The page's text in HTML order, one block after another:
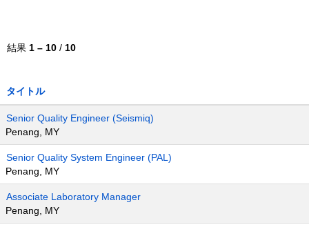
結果 1 – 10 / 10
タイトル
Senior Quality Engineer (Seismiq)
Penang, MY
Senior Quality System Engineer (PAL)
Penang, MY
Associate Laboratory Manager
Penang, MY